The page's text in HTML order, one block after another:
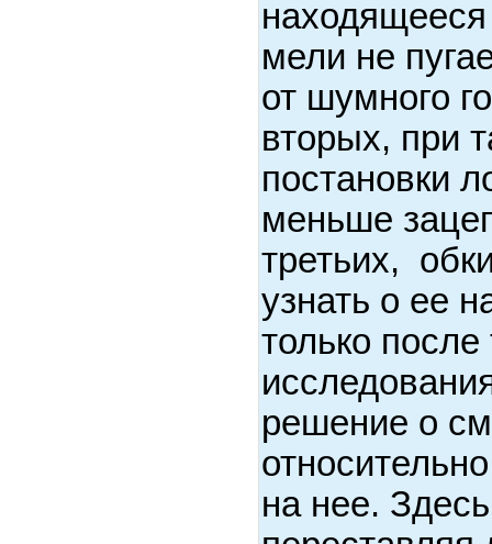
мели не
от шумного
вторых, при
постановки
меньше
третьих,
узнать о ее
только после
решение о
на нее.